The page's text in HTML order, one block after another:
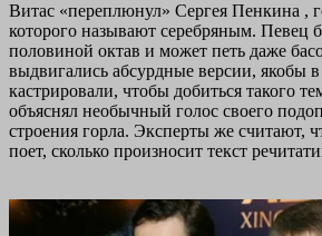
Витас «переплюнул» Сергея Пенкина ,
которого называют серебряным. Певец
половиной октав и может петь даже
выдвигались абсурдные версии, якобы в
кастрировали, чтобы добиться такого
объяснял необычный голос своего
строения горла. Эксперты же считают,
поет, сколько произносит текст